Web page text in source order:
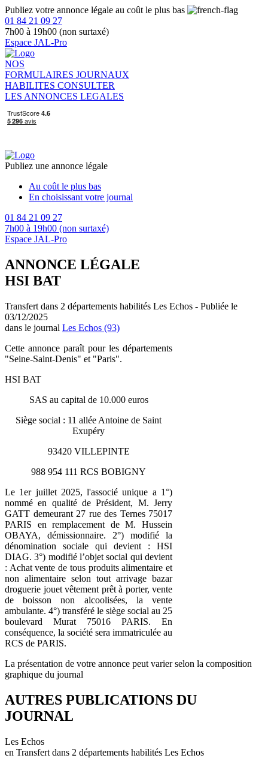
Publiez votre annonce légale au coût le plus bas
01 84 21 09 27
7h00 à 19h00 (non surtaxé)
Espace JAL-Pro
NOS
FORMULAIRES JOURNAUX
HABILITES CONSULTER
LES ANNONCES LEGALES
Publiez une annonce légale
Au coût le plus bas
En choisissant votre journal
01 84 21 09 27
7h00 à 19h00 (non surtaxé)
Espace JAL-Pro
ANNONCE LÉGALE
HSI BAT
Transfert dans 2 départements habilités Les Echos - Publiée le
03/12/2025
dans le journal Les Echos (93)
Cette annonce paraît pour les départements
"Seine-Saint-Denis" et "Paris".
HSI BAT
SAS au capital de 10.000 euros
Siège social : 11 allée Antoine de Saint
Exupéry
93420 VILLEPINTE
988 954 111 RCS BOBIGNY
Le 1er juillet 2025, l'associé unique a 1°)
nommé en qualité de Président, M. Jerry
GATT demeurant 27 rue des Ternes 75017
PARIS en remplacement de M. Hussein
OBAYA, démissionnaire. 2°) modifié la
dénomination sociale qui devient : HSI
DIAG. 3°) modifié l’objet social qui devient
: Achat vente de tous produits alimentaire et
non alimentaire selon tout arrivage bazar
droguerie jouet vêtement prêt à porter, vente
de boisson non alcoolisées, la vente
ambulante. 4°) transféré le siège social au 25
boulevard Murat 75016 PARIS. En
conséquence, la société sera immatriculée au
RCS de PARIS.
La présentation de votre annonce peut varier selon la composition
graphique du journal
AUTRES PUBLICATIONS DU
JOURNAL
Les Echos
en Transfert dans 2 départements habilités Les Echos